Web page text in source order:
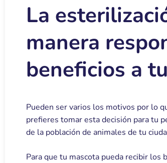
La
manera
beneficios a
Pueden ser varios los motivos por lo
prefieres tomar esta decisión para tu
de la población de animales de tu
Para que tu mascota pueda recibir los